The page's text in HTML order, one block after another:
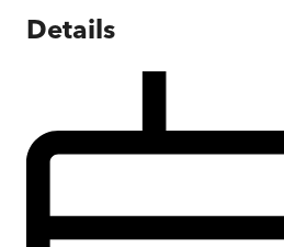
Details